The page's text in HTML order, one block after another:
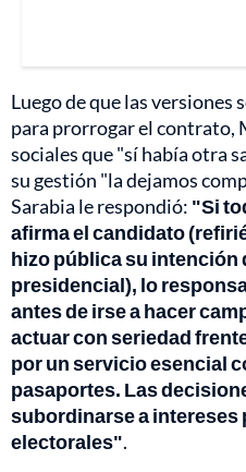
Luego de que las versiones
para prorrogar el contrato,
sociales que "sí había otra
su gestión "la dejamos
Sarabia le respondió: "Si
afirma el candidato
hizo pública su intención
presidencial), lo
antes de irse a hacer
actuar con seriedad
por un servicio esencial
pasaportes. Las
subordinarse a intereses
electorales".